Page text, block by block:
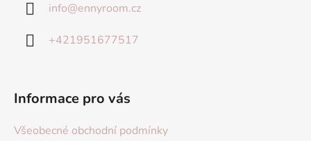
info@ennyroom.cz
+421951677517
Informace pro vás
Všeobecné obchodní podmínky